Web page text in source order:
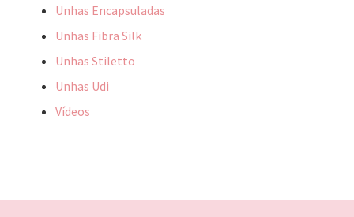
Unhas Encapsuladas
Unhas Fibra Silk
Unhas Stiletto
Unhas Udi
Vídeos